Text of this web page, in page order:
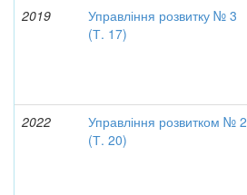
2019
Управління розвитку № 3
(Т. 17)
2022
Управління розвитком № 2
(Т. 20)